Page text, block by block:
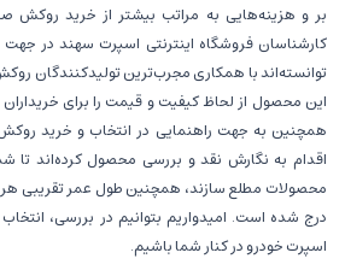
بر و هزینه‌هایی به مراتب بیشتر از خرید روکش
کارشناسان فروشگاه اینترنتی اسپرت سهند در جهت
توانسته‌اند با همکاری مجرب‌ترین تولیدکنندگان
این محصول از لحاظ کیفیت و قیمت را برای
همچنین به جهت راهنمایی در انتخاب و خرید
اقدام به نگارش نقد و بررسی محصول کرده‌اند تا
محصولات مطلع سازند، همچنین طول عمر تقریبی
درج شده است. امیدواریم بتوانیم در بررسی، انتخاب
اسپرت خودرو در کنار شما باشیم.